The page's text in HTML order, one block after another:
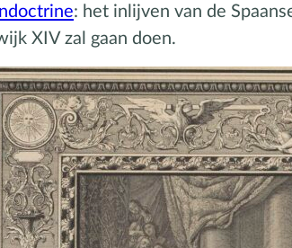
: het inlijven van de
XIV zal gaan doen.